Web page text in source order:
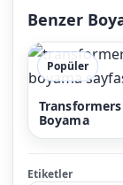
Benzer
Popüler
Boyama
Etiketler